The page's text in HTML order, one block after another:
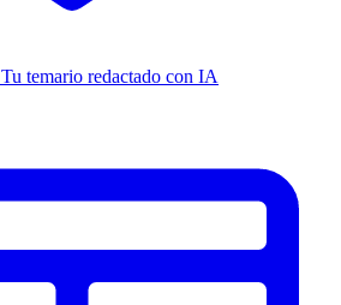
Tu temario redactado con IA